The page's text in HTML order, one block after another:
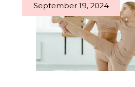
September 19, 2024